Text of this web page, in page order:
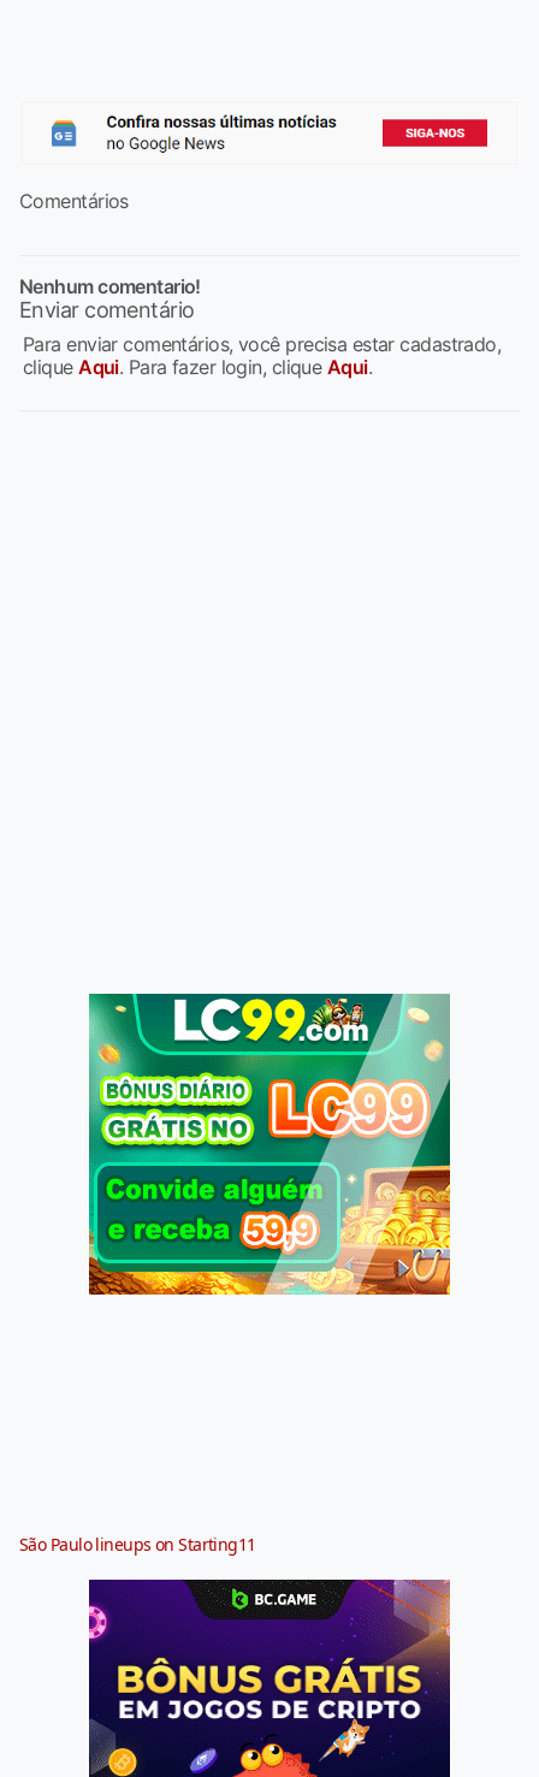
Comentários
Nenhum comentario!
Enviar comentário
Para enviar comentários, você precisa estar cadastrado,
cliqueAqui. Para fazer login, clique Aqui.
São Paulo lineups on Starting11